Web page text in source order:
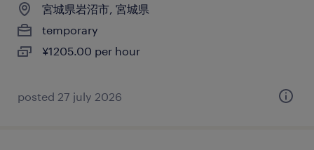
宮城県岩沼市, 宮城県
temporary
¥1205.00 per hour
posted 27 july 2026